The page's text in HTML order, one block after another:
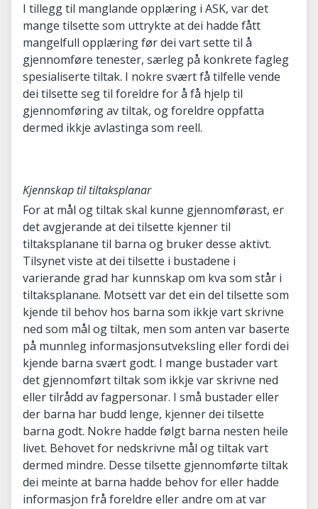
I tillegg til manglande opplæring i ASK, var det
mange tilsette som uttrykte at dei hadde fått
mangelfull opplæring før dei vart sette til å
gjennomføre tenester, særleg på konkrete fagleg
spesialiserte tiltak. I nokre svært få tilfelle vende
dei tilsette seg til foreldre for å få hjelp til
gjennomføring av tiltak, og foreldre oppfatta
dermed ikkje avlastinga som reell.
Kjennskap til tiltaksplanar
For at mål og tiltak skal kunne gjennomførast, er
det avgjerande at dei tilsette kjenner til
tiltaksplanane til barna og bruker desse aktivt.
Tilsynet viste at dei tilsette i bustadene i
varierande grad har kunnskap om kva som står i
tiltaksplanane. Motsett var det ein del tilsette som
kjende til behov hos barna som ikkje vart skrivne
ned som mål og tiltak, men som anten var baserte
på munnleg informasjonsutveksling eller fordi dei
kjende barna svært godt. I mange bustader vart
det gjennomført tiltak som ikkje var skrivne ned
eller tilrådd av fagpersonar. I små bustader eller
der barna har budd lenge, kjenner dei tilsette
barna godt. Nokre hadde følgt barna nesten heile
livet. Behovet for nedskrivne mål og tiltak vart
dermed mindre. Desse tilsette gjennomførte tiltak
dei meinte at barna hadde behov for eller hadde
informasjon frå foreldre eller andre om at var